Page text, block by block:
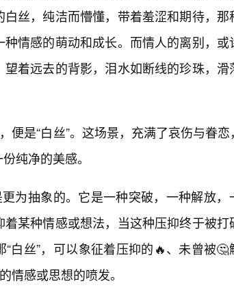
丝，纯洁而懵懂，带着羞涩和期待，那
情感的萌动和成长。而情人的离别，或
着远去的背影，泪水如断线的珍珠，滑
便是“白丝”。这场景，充满了哀伤与眷
纯净的美感。
为抽象的。它是一种突破，一种解放，
某种情感或想法，当这种压抑终于被打
白丝”，可以象征着压抑的🔥、未曾被🤔
情感或思想的喷发。